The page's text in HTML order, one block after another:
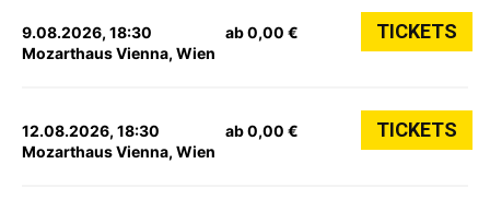
9.08.2026, 18:30
Mozarthaus Vienna, Wien
ab 0,00 € TICKETS
12.08.2026, 18:30
Mozarthaus Vienna, Wien
ab 0,00 € TICKETS